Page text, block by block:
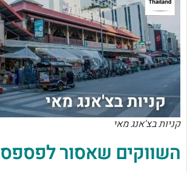
קניות בצ'אנג מאי
השווקים שאסור לפספס